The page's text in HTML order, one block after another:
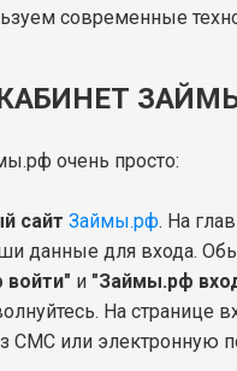
современные
очень просто:
сайт Займы.рф. На
данные для входа.
и "Займы.рф
На странице
СМС или электронную